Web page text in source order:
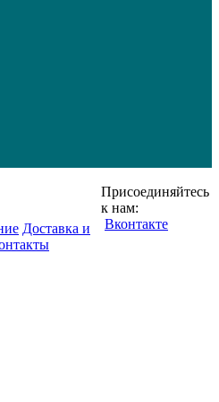
Доставка и
Присоединяйтесь
к нам:
Вконтакте